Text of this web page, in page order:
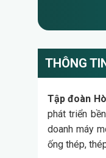
THÔNG
Tập đoàn
phát triển
doanh máy
ống thép,